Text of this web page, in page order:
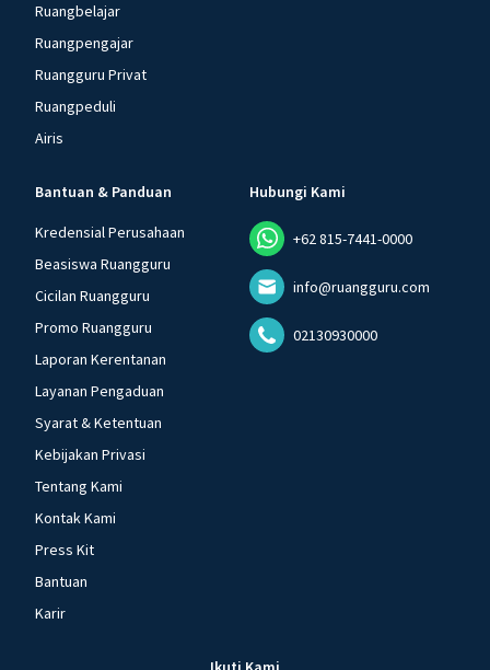
Ruangbelajar
Ruangpengajar
Ruangguru Privat
Ruangpeduli
Airis
Bantuan & Panduan
Kredensial Perusahaan
Beasiswa Ruangguru
Cicilan Ruangguru
Promo Ruangguru
Laporan Kerentanan
Layanan Pengaduan
Syarat & Ketentuan
Kebijakan Privasi
Tentang Kami
Kontak Kami
Press Kit
Bantuan
Karir
Hubungi Kami
+62 815-7441-0000
info@ruangguru.com
02130930000